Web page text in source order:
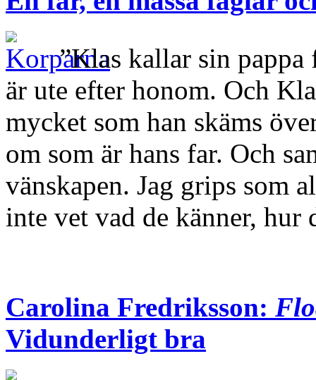
”Klas kallar sin pappa
är ute efter honom. Och
mycket som han skäms
om som är hans far. Och
vänskapen. Jag grips som
inte vet vad de känner,
Carolina Fredriksson:
Vidunderligt bra